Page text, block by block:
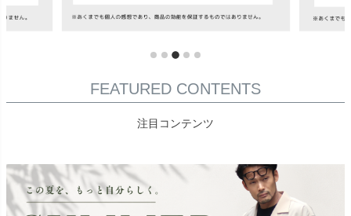
FEATURED CONTENTS
注目コンテンツ